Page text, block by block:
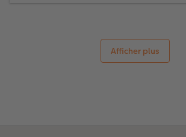
Afficher plus